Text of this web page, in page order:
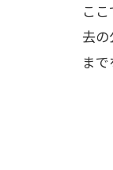
こ
去
まで